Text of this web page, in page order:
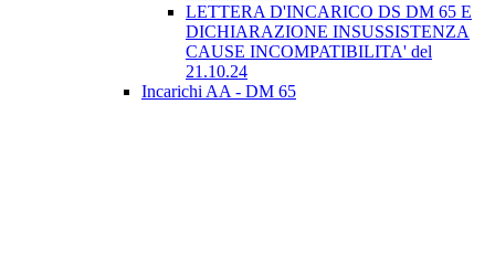
LETTERA D'INCARICO DS DM 65 E
DICHIARAZIONE INSUSSISTENZA
CAUSE INCOMPATIBILITA' del
21.10.24
Incarichi AA - DM 65